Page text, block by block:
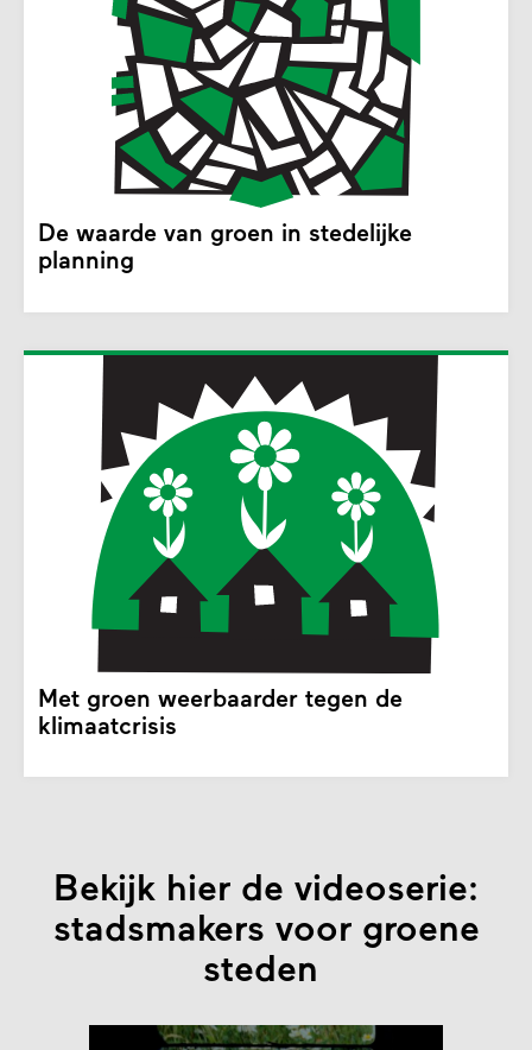
De waarde van groen in stedelijke
planning
Met groen weerbaarder tegen de
klimaatcrisis
Bekijk hier de videoserie:
stadsmakers voor groene
steden